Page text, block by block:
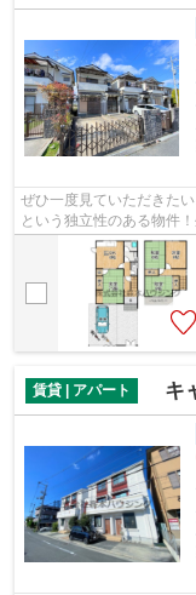
ぜひ一度見ていただきた
という独立性のある物件
らです！冬場の換気にも
賃貸 | アパート キ